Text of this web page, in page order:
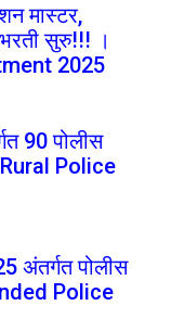
मास्टर,
सुरु!!! ।
2025
90 पोलीस
Rural Police
अंतर्गत पोलीस
Police